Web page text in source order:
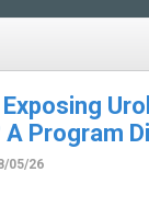
Program
05/26